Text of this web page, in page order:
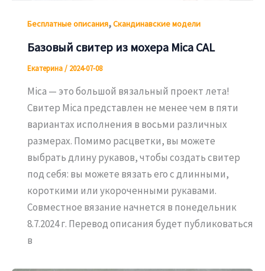
Бесплатные описания,Скандинавские модели
Базовый свитер из мохера Mica CAL
Екатерина/ 2024-07-08
Mica — это большой вязальный проект лета!
Свитер Mica представлен не менее чем в пяти
вариантах исполнения в восьми различных
размерах. Помимо расцветки, вы можете
выбрать длину рукавов, чтобы создать свитер
под себя: вы можете вязать его с длинными,
короткими или укороченными рукавами.
Совместное вязание начнется в понедельник
8.7.2024 г. Перевод описания будет публиковаться
в